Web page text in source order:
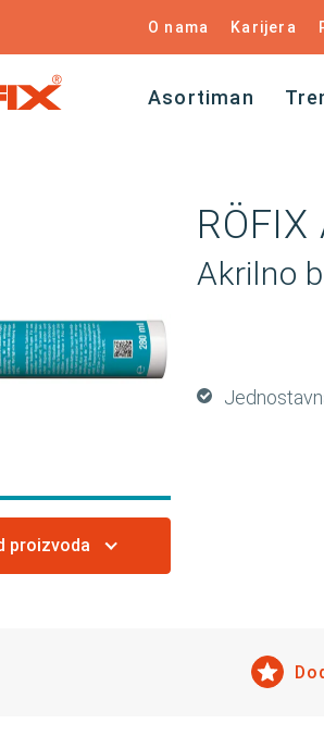
O nama Karijera
Asortiman
Akrilno
proizvoda